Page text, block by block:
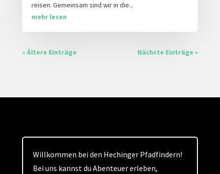
reisen. Gemeinsam sind wir in die...
mehr lesen
« Ältere Einträge Nächste Einträge »
Willkommen bei den Hechinger Pfadfindern!
Bei uns kannst du Abenteuer erleben,